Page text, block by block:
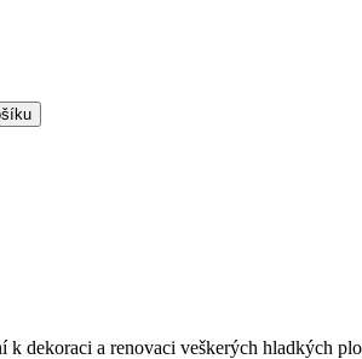
dekoraci a renovaci veškerých hladkých